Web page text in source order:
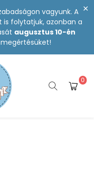
vagyunk. A
folytatjuk, azonban a
augusztus 10-én
megértésüket!
0